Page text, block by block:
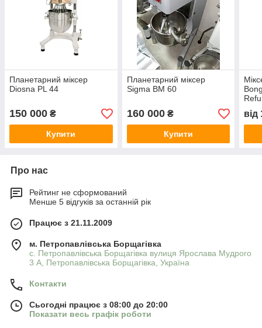
Планетарний міксер
Diosna PL 44
150 000 ₴
Купити
Планетарний міксер
Sigma BM 60
160 000₴
Купити
від
Про нас
Рейтинг не сформований
Менше 5 відгуків за останній рік
Працює з 21.11.2009
м. Петропавлівська Борщагівка
с. Петропавлівська Борщагівка вулиця Ярослава Мудрого
3 А, Петропавлівська Борщагівка, Україна
Контакти
Сьогодні працює з 08:00 до 20:00
Показати весь графік роботи